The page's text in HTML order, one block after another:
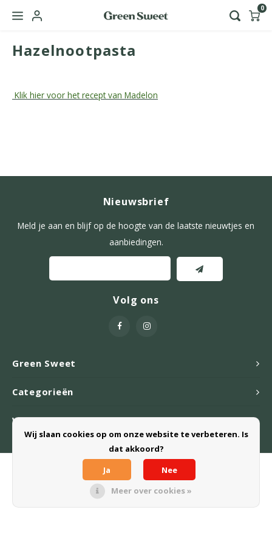
Hoofdmenu / green sweet zakelijk
0
Hazelnootpasta
Klik hier voor het recept van Madelon
Green Sweet
Nieuwsbrief
Meld je aan en blijf op de hoogte van de laatste nieuwtjes en
aanbiedingen.
Volg ons
Categorieën
Webshop
© Copyright 2026 Green Sweet B.V. - Powered by
byShopmonkey
Wij slaan cookies op om onze website te verbeteren. Is
dat akkoord?
Ja
Nee
Meer over cookies »